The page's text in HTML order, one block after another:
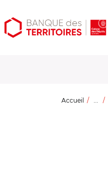
Aller
au
Aller
au
Ouvrir
les
Accueil ...